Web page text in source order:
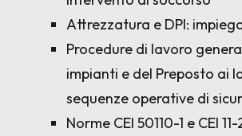
Attrezzatura e DPI:
Procedure di lavoro
impianti e del Preposto ai
sequenze operative di
Norme CEI 50110-1 e CEI